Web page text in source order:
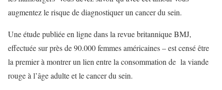
augmentez le risque de diagnostiquer un cancer du sein.
Une étude publiée en ligne dans la revue britannique BMJ,
effectuée sur près de 90.000 femmes américaines – est censé être
la premier à montrer un lien entre la consommation de la viande
rouge à l’âge adulte et le cancer du sein.